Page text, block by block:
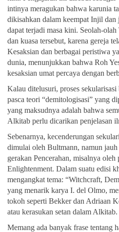
intinya meragukan bahwa karunia
dikisahkan dalam keempat Injil dan
dapat terjadi masa kini. Seolah-
dan kuasa tersebut, karena gereja
Kesaksian dan berbagai peristiwa
dunia, menunjukkan bahwa Roh
kesaksian umat percaya dengan
Kalau ditelusuri, proses
pasca teori “demitologisasi” yang
yang maksudnya adalah bahwa
Alkitab perlu dicarikan penjelasan
Sebenarnya, kecenderungan
dimulai oleh Bultmann, namun jauh
gerakan Pencerahan, misalnya
Enlightenment. Dalam suatu edisi
mengangkat tema: “Witchcraft,
yang menarik karya I. del Olmo,
tokoh seperti Bekker dan Adriaan
atau kerasukan setan dalam Alkitab.
Memang ada banyak frase tentang